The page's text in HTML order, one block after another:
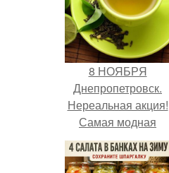
8 НОЯБРЯ
Днепропетровск.
Нереальная акция!
Самая модная
съемка 2015 года в
платье Jovani с